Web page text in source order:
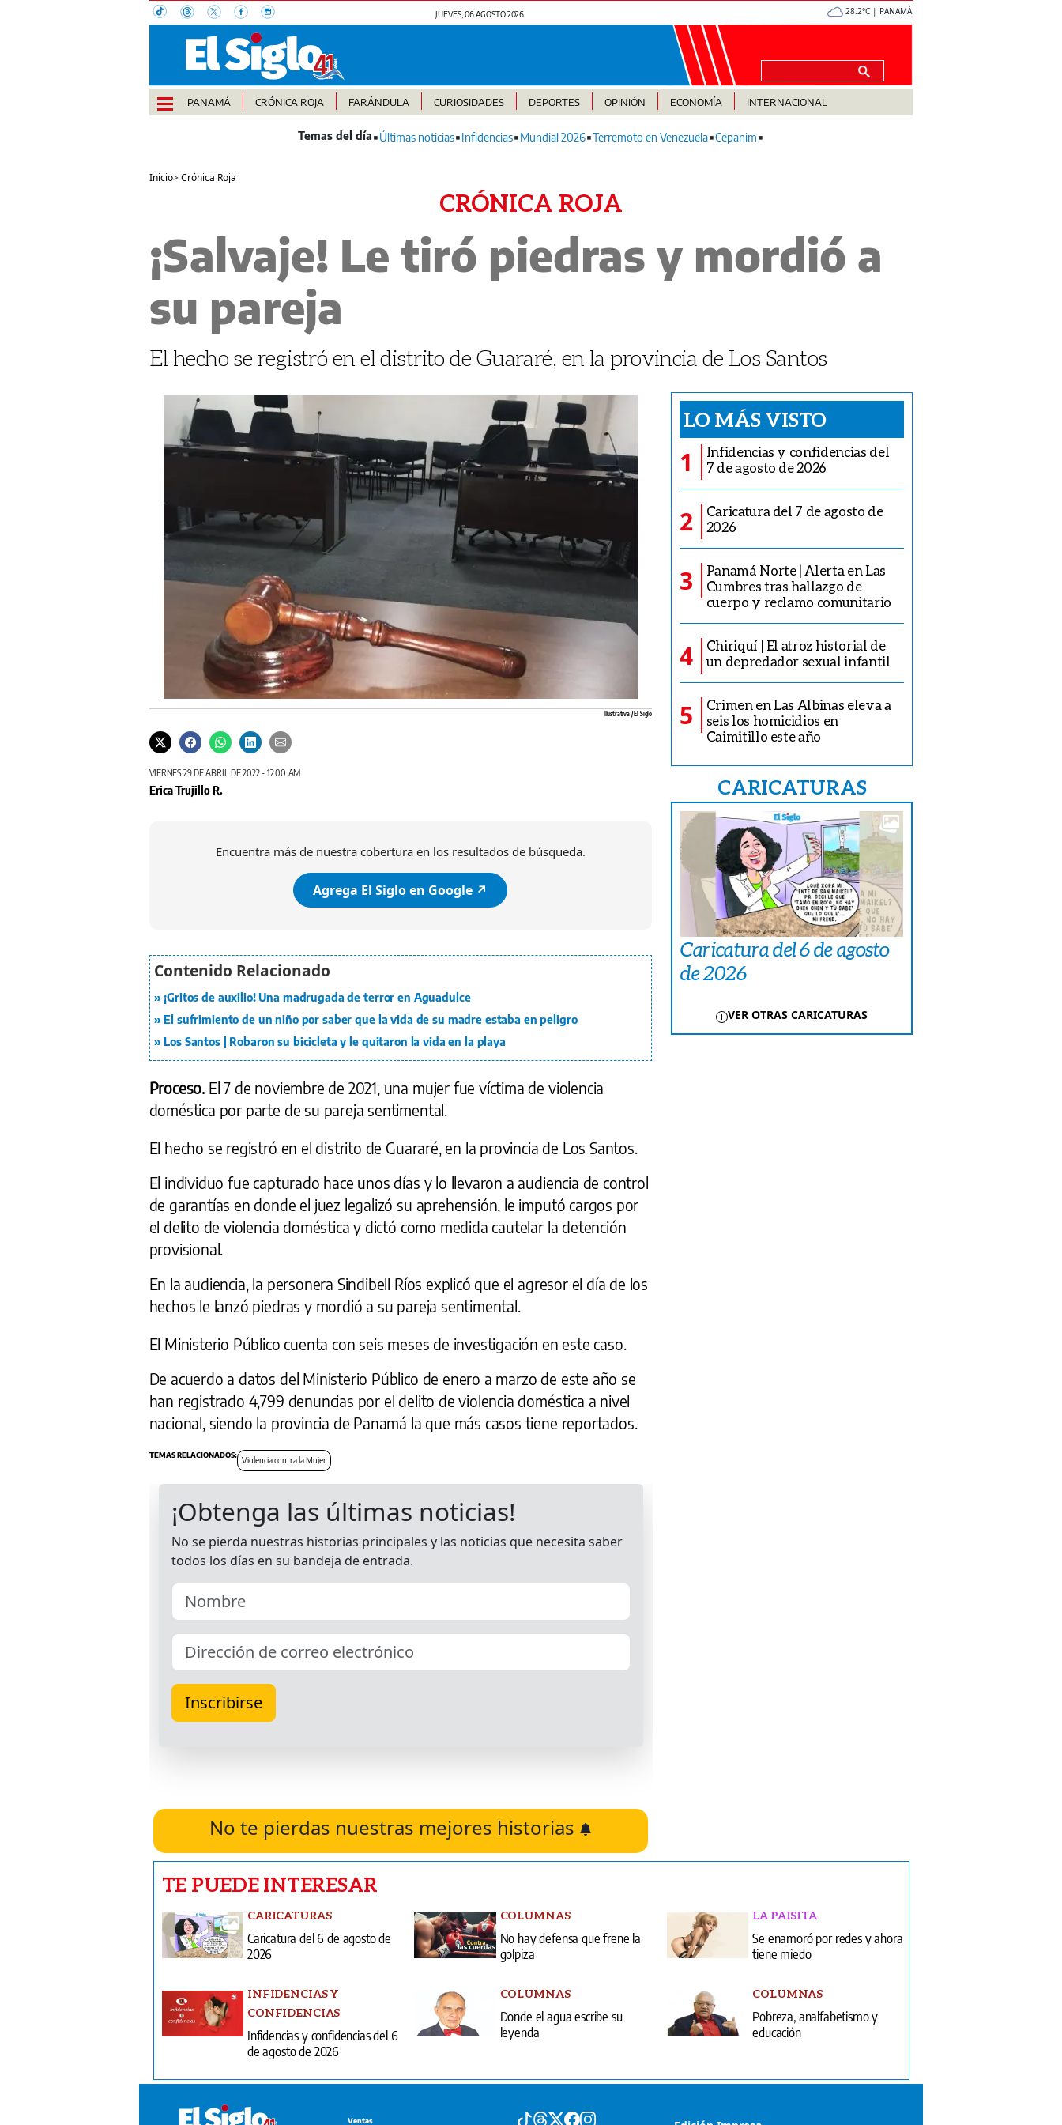
JUEVES, 06 AGOSTO 2026 28.2°C | PANAMÁ
PANAMÁ CRÓNICA ROJA FARÁNDULA CURIOSIDADES DEPORTES OPINIÓN ECONOMÍA INTERNACIONAL
Últimas noticias Infidencias Mundial 2026 Terremoto en Venezuela Cepanim
Inicio>Crónica Roja
CRÓNICA ROJA
¡Salvaje! Le tiró piedras y mordió a
su pareja
El hecho se registró en el distrito de Guararé, en la provincia de Los Santos
Ilustrativa / El Siglo
VIERNES 29 DE ABRIL DE 2022 - 12:00 AM
Erica Trujillo R.
Encuentra más de nuestra cobertura en los resultados de búsqueda.
Agrega El Siglo en Google ↗️
¡Gritos de auxilio! Una madrugada de terror en Aguadulce
El sufrimiento de un niño por saber que la vida de su madre estaba en peligro
Los Santos | Robaron su bicicleta y le quitaron la vida en la playa
Proceso. El 7 de noviembre de 2021, una mujer fue víctima de violencia
doméstica por parte de su pareja sentimental.
El hecho se registró en el distrito de Guararé, en la provincia de Los Santos.
El individuo fue capturado hace unos días y lo llevaron a audiencia de control
de garantías en donde el juez legalizó su aprehensión, le imputó cargos por
el delito de violencia doméstica y dictó como medida cautelar la detención
provisional.
En la audiencia, la personera Sindibell Ríos explicó que el agresor el día de los
hechos le lanzó piedras y mordió a su pareja sentimental.
El Ministerio Público cuenta con seis meses de investigación en este caso.
De acuerdo a datos del Ministerio Público de enero a marzo de este año se
han registrado 4,799 denuncias por el delito de violencia doméstica a nivel
nacional, siendo la provincia de Panamá la que más casos tiene reportados.
Violencia contra la Mujer
No te pierdas nuestras mejores historias
LO MÁS VISTO
1
Infidencias y confidencias del
7 de agosto de 2026
2
Caricatura del 7 de agosto de
2026
3
Panamá Norte | Alerta en Las
Cumbres tras hallazgo de
cuerpo y reclamo comunitario
4
Chiriquí | El atroz historial de
un depredador sexual infantil
5
Crimen en Las Albinas eleva a
seis los homicidios en
Caimitillo este año
CARICATURAS
Caricatura del 6 de agosto
de 2026
VER OTRAS CARICATURAS
TE PUEDE INTERESAR
CARICATURAS
Caricatura del 6 de agosto de
2026
COLUMNAS
No hay defensa que frene la
golpiza
LA PAISITA
Se enamoró por redes y ahora
tiene miedo
INFIDENCIAS Y
CONFIDENCIAS
Infidencias y confidencias del 6
de agosto de 2026
COLUMNAS
Donde el agua escribe su
leyenda
COLUMNAS
Pobreza, analfabetismo y
educación
Ventas